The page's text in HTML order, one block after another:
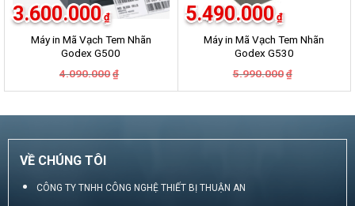
Máy in Mã Vạch Tem Nhãn
Godex G500
4.090.000 ₫
là:
3.600.000 ₫
tại
3.600.000₫.
Máy in Mã Vạch Tem Nhãn
Godex G530
5.990.000 ₫
là:
5.490.000 ₫
tại
5.490.000₫.
VỀ CHÚNG TÔI
CÔNG TY TNHH CÔNG NGHỆ THIẾT BỊ THUẬN AN